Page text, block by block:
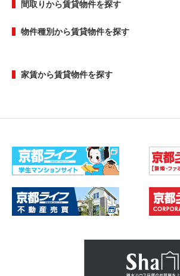
間取りから賃貸物件を探す
物件種別から賃貸物件を探す
家賃から賃貸物件を探す